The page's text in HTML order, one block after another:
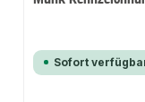
Sofort